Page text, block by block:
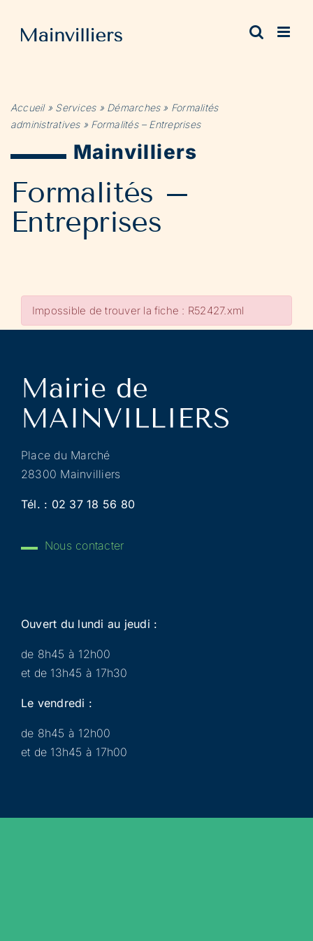
contenu
Accueil» Services» Démarches» Formalités
administratives» Formalités – Entreprises
Mainvilliers
Formalités –
Entreprises
Impossible de trouver la fiche : R52427.xml
Place du Marché
28300 Mainvilliers
Tél. : 02 37 18 56 80
Nous contacter
Ouvert du lundi au jeudi :
de 8h45 à 12h00
et de 13h45 à 17h30
Le vendredi :
de 8h45 à 12h00
et de 13h45 à 17h00